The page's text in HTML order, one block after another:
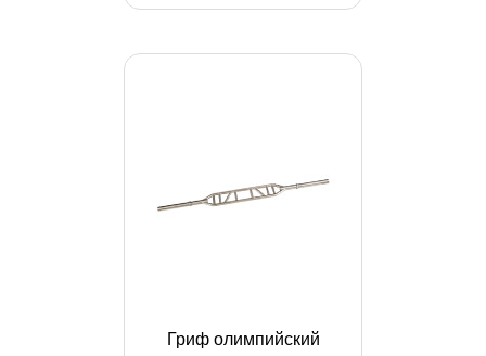
Гриф олимпийский